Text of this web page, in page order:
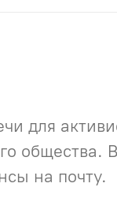
для
на почту.